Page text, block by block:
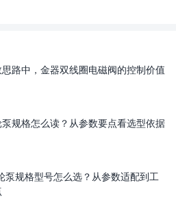
路中，金器双线圈电磁阀的控制价值
规格怎么读？从参数要点看选型依据
泵规格型号怎么选？从参数适配到工